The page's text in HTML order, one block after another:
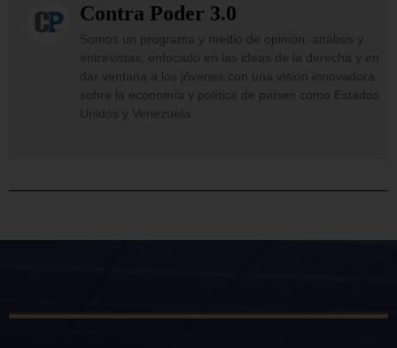
Contra Poder 3.0
Somos un programa y medio de opinión, análisis y
entrevistas, enfocado en las ideas de la derecha y en
dar ventana a los jóvenes con una visión innovadora
sobre la economía y política de países como Estados
Unidos y Venezuela.